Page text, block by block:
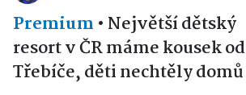
Premium • Největší dětský
resort v ČR máme kousek od
Třebíče, děti nechtěly domů